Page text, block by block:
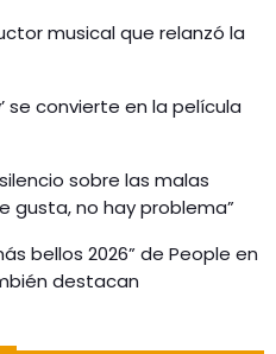
musical que relanzó la
se convierte en la película
sobre las malas
gusta, no hay problema”
bellos 2026” de People en
destacan